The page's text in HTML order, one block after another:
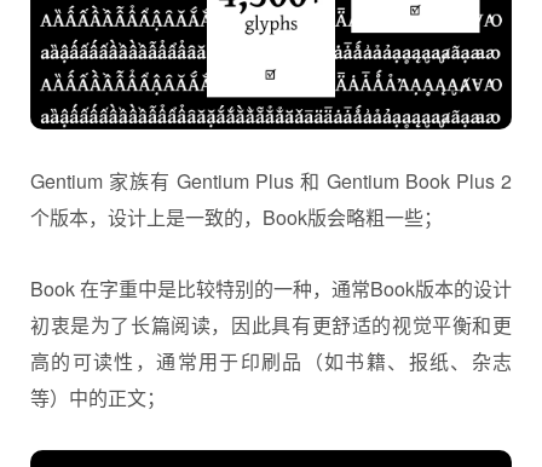
Gentium 家族有 Gentium Plus 和 Gentium Book Plus 2
个版本，设计上是一致的，Book版会略粗一些；
Book 在字重中是比较特别的一种，通常Book版本的设计
初衷是为了长篇阅读，因此具有更舒适的视觉平衡和更
高的可读性，通常用于印刷品（如书籍、报纸、杂志
等）中的正文；